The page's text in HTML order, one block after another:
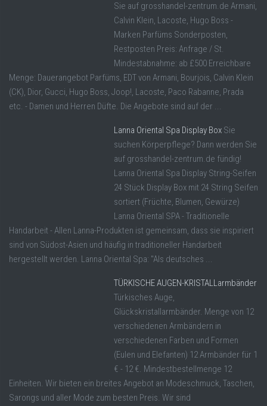
Sie auf grosshandel-zentrum.de Armani,
Calvin Klein, Lacoste, Hugo Boss -
Marken Parfüms Sonderposten,
Restposten Preis: Anfrage / St.
Mindestabnahme: ab £500 Erreichbare
Menge: Dauerangebot Parfüms, EDT von Armani, Bourjois, Calvin Klein
(CK), Dior, Gucci, Hugo Boss, Joop!, Lacoste, Paco Rabanne, Prada
etc. - Damen und Herren Düfte. Die Angebote sind auf der ...
Lanna Oriental Spa Display Box Sie
suchen Körperpflege? Dann werden Sie
auf grosshandel-zentrum.de fündig!
Lanna Oriental Spa Display String-Seifen
24 Stück Display Box mit 24 String Seifen
sortiert (Früchte, Blumen, Gewürze)
Lanna Oriental SPA - Traditionelle
Handarbeit - Allen Lanna-Produkten ist gemeinsam, dass sie inspiriert
sind von Südost-Asien und häufig in traditioneller Handarbeit
hergestellt werden. Lanna Oriental Spa: "Als deutsches ...
TÜRKISCHE AUGEN-KRISTALLarmbänder
Türkisches Auge,
Glückskristallarmbänder. Menge von 12
verschiedenen Armbändern in
verschiedenen Farben und Formen
(Eulen und Elefanten) 12 Armbänder für 1
€ - 12 €. Mindestbestellmenge 12
Einheiten. Wir bieten ein breites Angebot an Modeschmuck, Taschen,
Sarongs und aller Mode zum besten Preis. Wir sind